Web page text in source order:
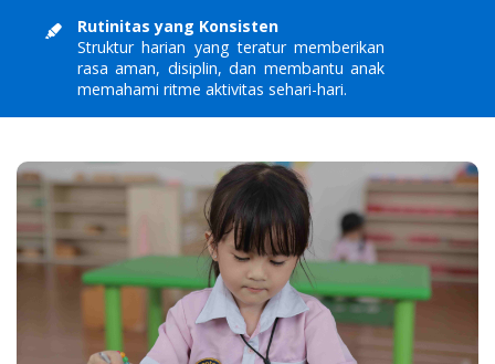
Rutinitas yang Konsisten
Struktur harian yang teratur memberikan
rasa aman, disiplin, dan membantu anak
memahami ritme aktivitas sehari-hari.